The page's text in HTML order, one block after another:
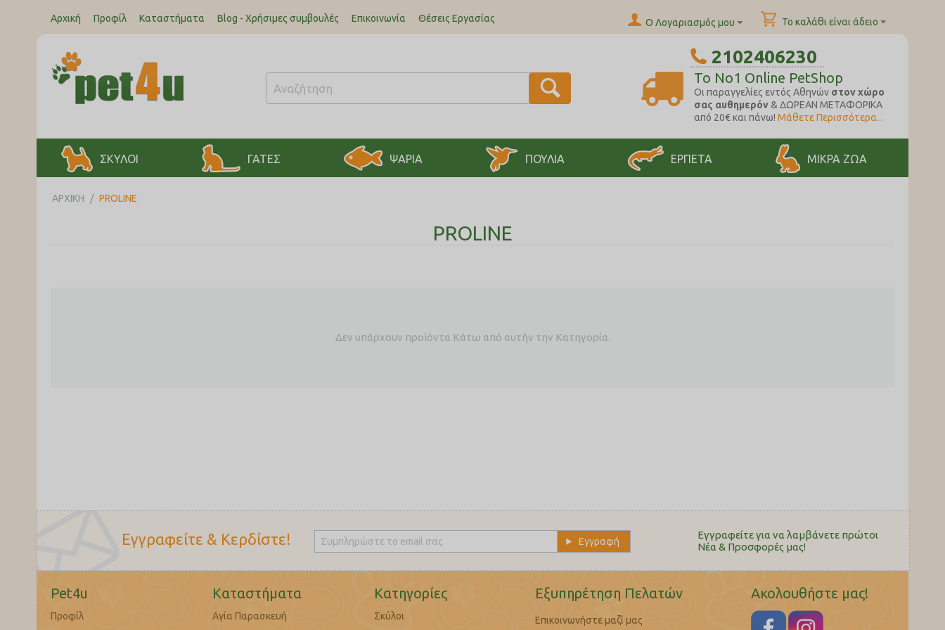
Αρχική Προφίλ Καταστήματα Blog - Χρήσιμες συμβουλές Επικοινωνία Θέσεις Εργασίας Το καλάθι είναι άδειο
Ο Λογαριασμός μου
2102406230
To No1 Online PetShop
Oι παραγγελίες εντός Αθηνών στον χώρο
σας αυθημερόν& ΔΩΡΕΑΝ ΜΕΤΑΦΟΡΙΚΑ
από 20€ και πάνω! Μάθετε Περισσότερα...
ΣΚΥΛΟΙ ΓΑΤΕΣ ΨΑΡΙΑ ΠΟΥΛΙΑ ΕΡΠΕΤΑ ΜΙΚΡΑ ΖΩΑ
ΑΡΧΙΚΉ / PROLINE
PROLINE
Δεν υπάρχουν προϊόντα Κάτω από αυτήν την Κατηγορία.
Εγγραφείτε & Κερδίστε!
Εγγραφείτε για να λαμβάνετε πρώτοι
Nέα & Προσφορές μας!
Pet4u
Προφίλ
Καταστήματα
Αγία Παρασκευή
Κατηγορίες
Σκύλοι
Εξυπηρέτηση Πελατών
Επικοινωνήστε μαζί μας
Ακολουθήστε μας!